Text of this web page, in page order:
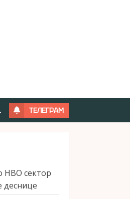
ТЕЛЕГРАМ
НВО сектор
деснице